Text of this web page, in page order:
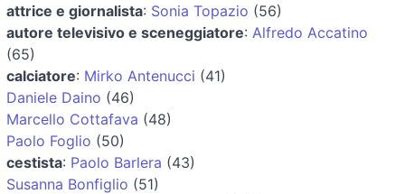
attrice e giornalista: Sonia Topazio (56)
autore televisivo e sceneggiatore: Alfredo Accatino
(65)
calciatore: Mirko Antenucci (41)
Daniele Daino (46)
Marcello Cottafava (48)
Paolo Foglio (50)
cestista: Paolo Barlera (43)
Susanna Bonfiglio (51)